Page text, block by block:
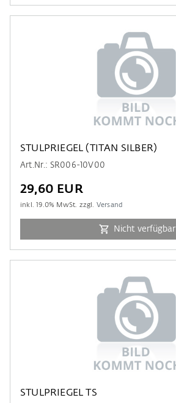
STULPRIEGEL (TITAN SILBER)
Art.Nr.: SR006-10V00
29,60 EUR
inkl.19.0% MwSt. zzgl. Versand
Nicht verfügbar
STULPRIEGEL TS